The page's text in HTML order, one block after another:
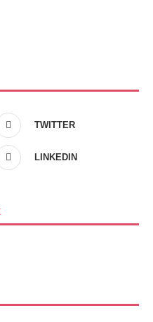
TWITTER
LINKEDIN